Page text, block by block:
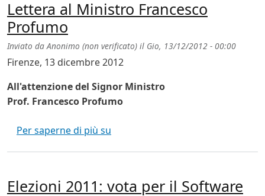
Lettera al Ministro Francesco
Profumo
Inviato da Anonimo (non verificato) il Gio, 13/12/2012 - 00:00
Firenze, 13 dicembre 2012
All'attenzione del Signor Ministro
Prof. Francesco Profumo
Per saperne di più su
Elezioni 2011: vota per il Software